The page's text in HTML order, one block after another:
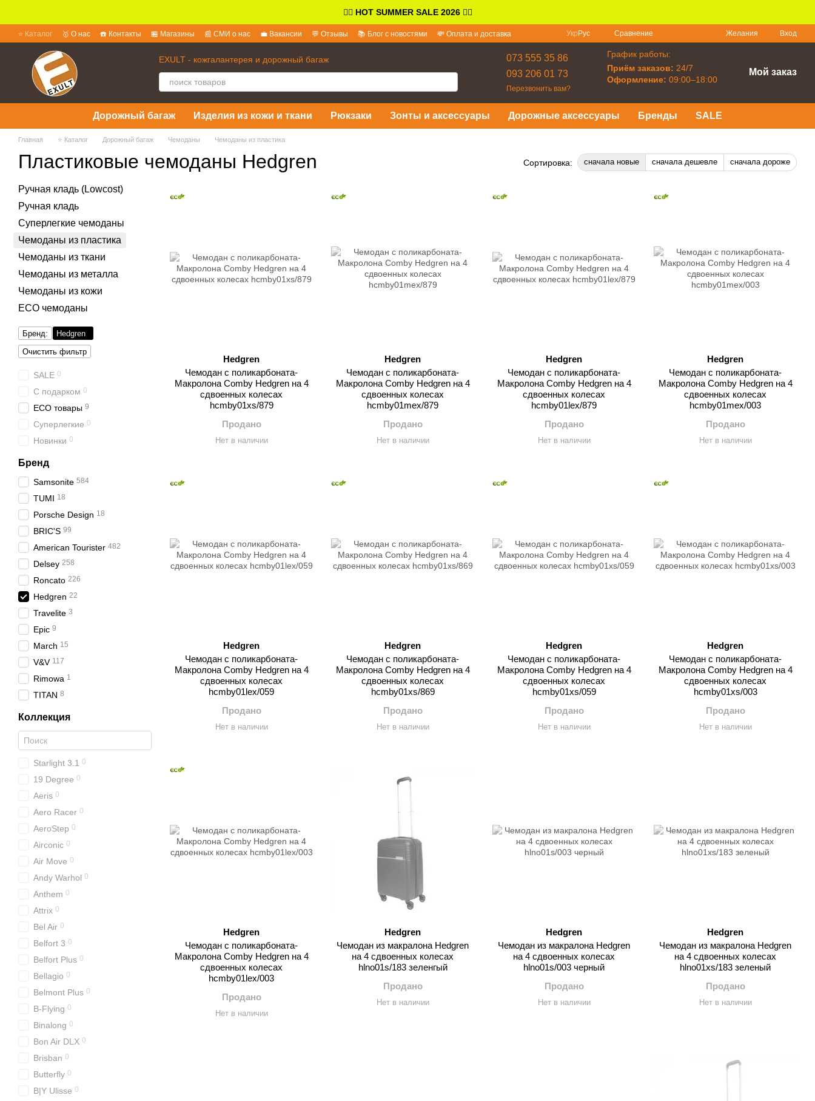
👉🏻 HOT SUMMER SALE 2026👈🏻
⭐ Каталог 🥇 О нас ☎️ Контакты 🏪 Магазины 📰 СМИ о нас 💼 Вакансии 💬 Отзывы 📚 Блог с новостями
💸 Оплата и доставка
Укр Рус Сравнение Желания Вход
EXULT - кожгалантерея и дорожный багаж
073 555 35 86
093 206 01 73
Перезвонить вам?
График работы:
Приём заказов: 24/7
Оформление: 09:00–18:00
Мой заказ
Дорожный багаж Изделия из кожи и ткани Рюкзаки Зонты и аксессуары Дорожные аксессуары Бренды SALE
Главная ⭐ Каталог Дорожный багаж Чемоданы Чемоданы из пластика
Пластиковые чемоданы Hedgren Сортировка: сначала новые сначала дешевле сначала дороже
Hedgren
Чемодан с поликарбоната-
Макролона Comby Hedgren на 4
сдвоенных колесах
hcmby01xs/879
Продано
Нет в наличии
Hedgren
Чемодан с поликарбоната-
Макролона Comby Hedgren на 4
сдвоенных колесах
hcmby01mex/879
Продано
Нет в наличии
Hedgren
Чемодан с поликарбоната-
Макролона Comby Hedgren на 4
сдвоенных колесах
hcmby01lex/879
Продано
Нет в наличии
Hedgren
Чемодан с поликарбоната-
Макролона Comby Hedgren на 4
сдвоенных колесах
hcmby01mex/003
Продано
Нет в наличии
Hedgren
Чемодан с поликарбоната-
Макролона Comby Hedgren на 4
сдвоенных колесах
hcmby01lex/059
Продано
Нет в наличии
Hedgren
Чемодан с поликарбоната-
Макролона Comby Hedgren на 4
сдвоенных колесах
hcmby01xs/869
Продано
Нет в наличии
Hedgren
Чемодан с поликарбоната-
Макролона Comby Hedgren на 4
сдвоенных колесах
hcmby01xs/059
Продано
Нет в наличии
Hedgren
Чемодан с поликарбоната-
Макролона Comby Hedgren на 4
сдвоенных колесах
hcmby01xs/003
Продано
Нет в наличии
Hedgren
Чемодан с поликарбоната-
Макролона Comby Hedgren на 4
сдвоенных колесах
hcmby01lex/003
Продано
Нет в наличии
Hedgren
Чемодан из макралона Hedgren
на 4 сдвоенных колесах
hlno01s/183 зеленгый
Продано
Нет в наличии
Hedgren
Чемодан из макралона Hedgren
на 4 сдвоенных колесах
hlno01s/003 черный
Продано
Нет в наличии
Hedgren
Чемодан из макралона Hedgren
на 4 сдвоенных колесах
hlno01xs/183 зеленый
Продано
Нет в наличии
Ручная кладь (Lowcost)
Ручная кладь
Суперлегкие чемоданы
Чемоданы из пластика
Чемоданы из ткани
Чемоданы из металла
Чемоданы из кожи
ECO чемоданы
Бренд:
Hedgren
Очистить фильтр
SALE 0
С подарком 0
ECO товары 9
Суперлегкие 0
Новинки 0
Бренд
Samsonite 584
TUMI 18
Porsche Design 18
BRIC'S 99
American Tourister 482
Delsey 258
Roncato 226
Hedgren 22
Travelite 3
Epic 9
March 15
V&V 117
Rimowa 1
TITAN 8
Коллекция
Starlight 3.1 0
19 Degree 0
Aeris 0
Aero Racer 0
AeroStep 0
Airconic 0
Air Move 0
Andy Warhol 0
Anthem 0
Attrix 0
Bel Air 0
Belfort 3 0
Belfort Plus 0
Bellagio 0
Belmont Plus 0
B-Flying 0
Binalong 0
Bon Air DLX 0
Brisban 0
Butterfly 0
B|Y Ulisse 0